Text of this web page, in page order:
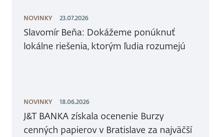
NOVINKY 23.07.2026
Slavomír Beňa: Dokážeme ponúknuť
lokálne riešenia, ktorým ľudia rozumejú
NOVINKY 18.06.2026
J&T BANKA získala ocenenie Burzy
cenných papierov v Bratislave za najväčší